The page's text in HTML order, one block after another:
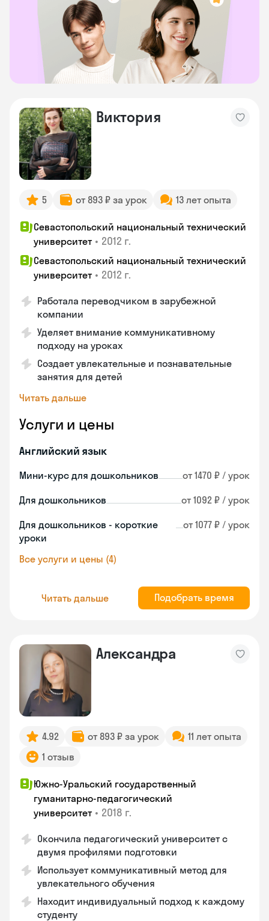
Виктория
5 от 893 ₽ за урок 13 лет опыта
Севастопольский национальный технический
университет • 2012 г.
Севастопольский национальный технический
университет • 2012 г.
Работала переводчиком в зарубежной
компании
Уделяет внимание коммуникативному
подходу на уроках
Создает увлекательные и познавательные
занятия для детей
Читать дальше
Услуги и цены
Английский язык
Мини-курс для дошкольников от 1470 ₽ / урок
Для дошкольников от 1092 ₽ / урок
Для дошкольников - короткие
уроки
от 1077 ₽ / урок
Все услуги и цены (4)
Читать дальше Подобрать время
Александра
4.92 от 893 ₽ за урок
11 лет опыта
1 отзыв
Южно-Уральский государственный
гуманитарно-педагогический
университет • 2018 г.
Окончила педагогический университет с
двумя профилями подготовки
Использует коммуникативный метод для
увлекательного обучения
Находит индивидуальный подход к каждому
студенту